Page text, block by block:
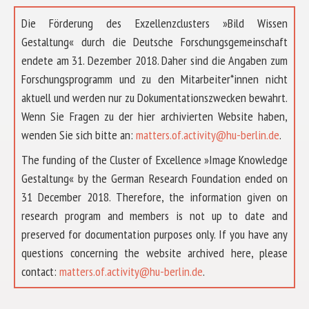
Die Förderung des Exzellenzclusters »Bild Wissen
Gestaltung« durch die Deutsche Forschungsgemeinschaft
endete am 31. Dezember 2018. Daher sind die Angaben zum
Forschungsprogramm und zu den Mitarbeiter*innen nicht
aktuell und werden nur zu Dokumentationszwecken bewahrt.
Wenn Sie Fragen zu der hier archivierten Website haben,
wenden Sie sich bitte an: matters.of.activity@hu-berlin.de.
The funding of the Cluster of Excellence »Image Knowledge
Gestaltung« by the German Research Foundation ended on
31 December 2018. Therefore, the information given on
research program and members is not up to date and
preserved for documentation purposes only. If you have any
questions concerning the website archived here, please
contact: matters.of.activity@hu-berlin.de.
ÜBER UNS